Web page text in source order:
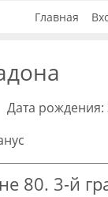
Главная
Дата рождения:
80. 3-й